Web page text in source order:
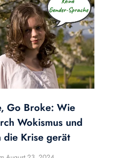
Go Broke: Wie
Wokismus und
die Krise gerät